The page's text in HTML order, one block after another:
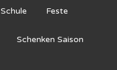
Schule Feste
Schenken Saison